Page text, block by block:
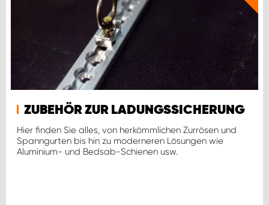
ZUBEHÖR ZUR LADUNGSSICHERUNG
Hier finden Sie alles, von herkömmlichen Zurrösen und
Spanngurten bis hin zu moderneren Lösungen wie
Aluminium- und Bedsab-Schienen usw.